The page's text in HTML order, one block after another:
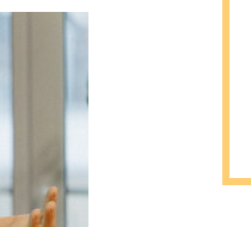
районе